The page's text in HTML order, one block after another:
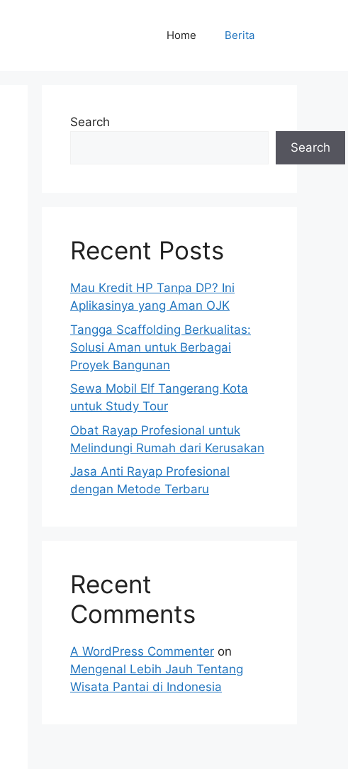
Home Berita
Search
Search
Recent Posts
Mau Kredit HP Tanpa DP? Ini
Aplikasinya yang Aman OJK
Tangga Scaffolding Berkualitas:
Solusi Aman untuk Berbagai
Proyek Bangunan
Sewa Mobil Elf Tangerang Kota
untuk Study Tour
Obat Rayap Profesional untuk
Melindungi Rumah dari Kerusakan
Jasa Anti Rayap Profesional
dengan Metode Terbaru
Recent
Comments
A WordPress Commenter on
Mengenal Lebih Jauh Tentang
Wisata Pantai di Indonesia